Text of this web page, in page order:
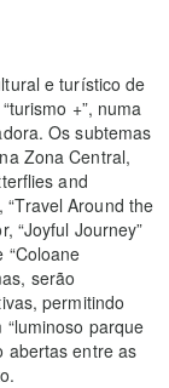
e turístico de
+”, numa
Os subtemas
Zona Central,
and
Around the
“Joyful Journey”
“Coloane
serão
permitindo
parque
abertas entre as